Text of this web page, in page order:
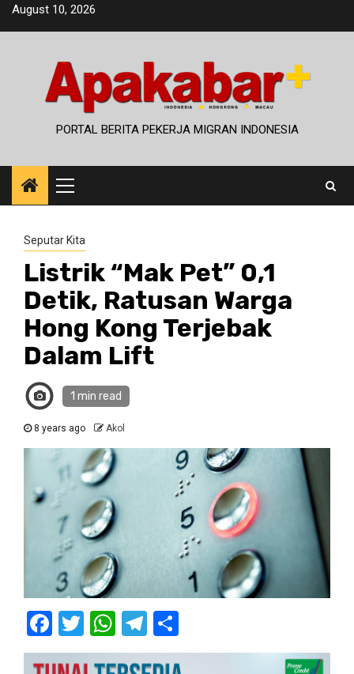
SkipAugust 10, 2026
PORTAL BERITA PEKERJA MIGRAN INDONESIA
Primary
Menu
Seputar Kita
Listrik “Mak Pet” 0,1
Detik, Ratusan Warga
Hong Kong Terjebak
Dalam Lift
1 min read
8 years ago Akol
Facebook
TwitterWhatsApp
Telegram